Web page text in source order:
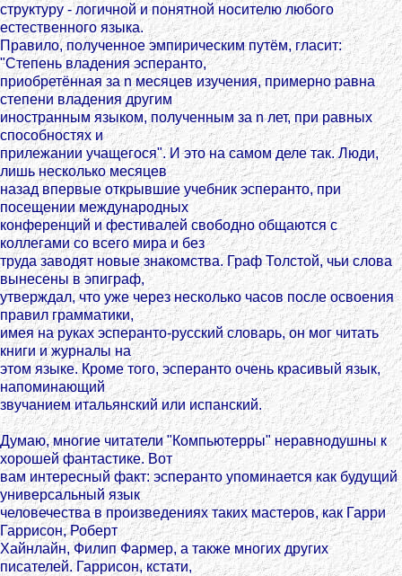
структуру - логичной и понятной носителю любого
естественного языка.
Правило, полученное эмпирическим путём, гласит:
"Степень владения эсперанто,
приобретённая за n месяцев изучения, примерно равна
степени владения другим
иностранным языком, полученным за n лет, при равных
способностях и
прилежании учащегося". И это на самом деле так. Люди,
лишь несколько месяцев
назад впервые открывшие учебник эсперанто, при
посещении международных
конференций и фестивалей свободно общаются с
коллегами со всего мира и без
труда заводят новые знакомства. Граф Толстой, чьи слова
вынесены в эпиграф,
утверждал, что уже через несколько часов после освоения
правил грамматики,
имея на руках эсперанто-русский словарь, он мог читать
книги и журналы на
этом языке. Кроме того, эсперанто очень красивый язык,
напоминающий
звучанием итальянский или испанский.
Думаю, многие читатели "Компьютерры" неравнодушны к
хорошей фантастике. Вот
вам интересный факт: эсперанто упоминается как будущий
универсальный язык
человечества в произведениях таких мастеров, как Гарри
Гаррисон, Роберт
Хайнлайн, Филип Фармер, а также многих других
писателей. Гаррисон, кстати,